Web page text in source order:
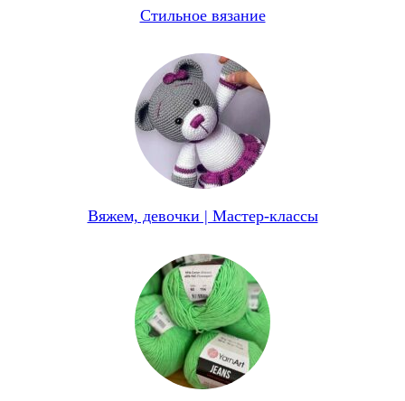
Стильное вязание
Вяжем, девочки | Мастер-классы